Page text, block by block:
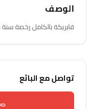
الوصف
فابريكة بالكامل رخصة
تواصل مع البائع